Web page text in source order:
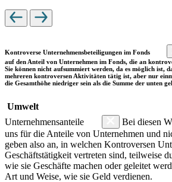
Kontroverse Unternehmensbeteiligungen im Fonds
auf den Anteil von Unternehmen im Fonds, die an
Sie können nicht aufsummiert werden, da es möglich ist,
mehreren kontroversen Aktivitäten tätig ist, aber nur
die Gesamthöhe niedriger sein als die Summe der unten
Umwelt
Unternehmensanteile
Bei diesen
uns für die Anteile von Unternehmen und
geben also an, in welchen Kontroversen
Geschäftstätigkeit vertreten sind, teilweise
wie sie Geschäfte machen oder geleitet
Art und Weise, wie sie Geld verdienen.